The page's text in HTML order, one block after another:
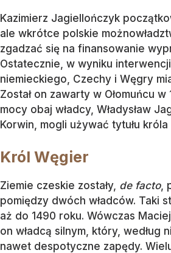
Kazimierz Jagiellończyk
ale wkrótce polskie
zgadzać się na finansowanie
Ostatecznie, w wyniku
niemieckiego, Czechy i Węgry
Został on zawarty w Ołomuńcu
mocy obaj władcy, Władysław
Korwin, mogli używać tytułu króla
Król Węgier
Ziemie czeskie zostały, de facto,
pomiędzy dwóch władców. Taki
aż do 1490 roku. Wówczas Maciej
on władcą silnym, który, według
nawet despotyczne zapędy.